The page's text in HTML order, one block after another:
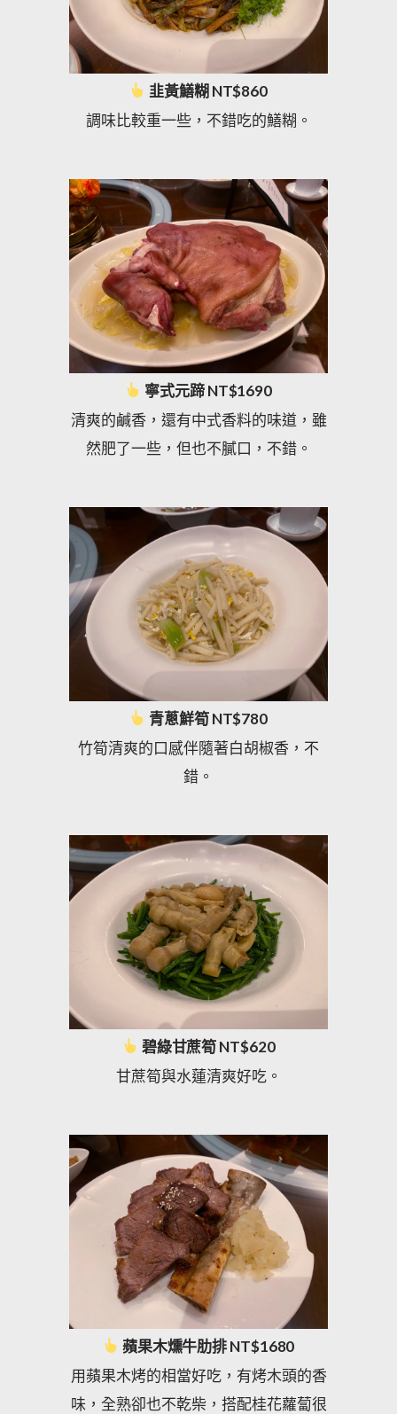
韭黃鱔糊 NT$860
調味比較重一些，不錯吃的鱔糊。
寧式元蹄 NT$1690
清爽的鹹香，還有中式香料的味道，雖
然肥了一些，但也不膩口，不錯。
青蔥鮮筍 NT$780
竹筍清爽的口感伴隨著白胡椒香，不
錯。
碧綠甘蔗筍 NT$620
甘蔗筍與水蓮清爽好吃。
蘋果木燻牛肋排 NT$1680
用蘋果木烤的相當好吃，有烤木頭的香
味，全熟卻也不乾柴，搭配桂花蘿蔔很